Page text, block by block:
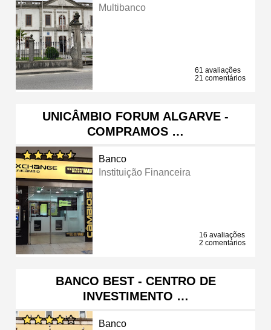
Multibanco
61 avaliações
21 comentários
UNICÂMBIO FORUM ALGARVE -
COMPRAMOS …
Banco
Instituição Financeira
16 avaliações
2 comentários
BANCO BEST - CENTRO DE
INVESTIMENTO …
Banco